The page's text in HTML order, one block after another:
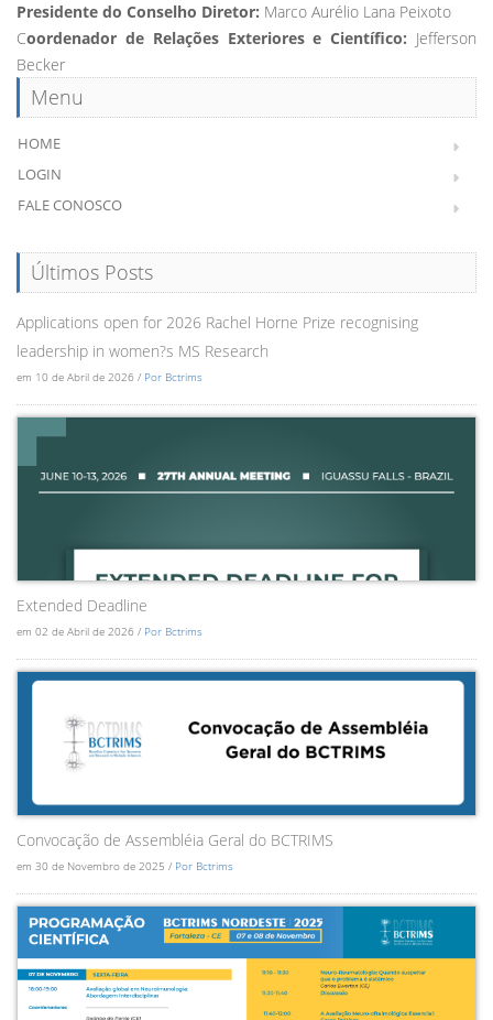
Presidente do Conselho Diretor: Marco Aurélio Lana Peixoto
Coordenador de Relações Exteriores e Científico: Jefferson
Becker
Menu
HOME
LOGIN
FALE CONOSCO
Últimos Posts
Applications open for 2026 Rachel Horne Prize recognising
leadership in women?s MS Research
em 10 de Abril de 2026 / Por Bctrims
Extended Deadline
em 02 de Abril de 2026 / Por Bctrims
Convocação de Assembléia Geral do BCTRIMS
em 30 de Novembro de 2025 / Por Bctrims